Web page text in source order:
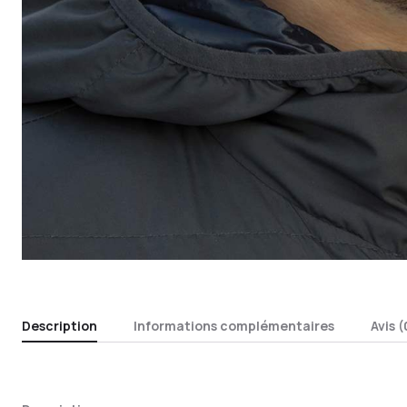
Description Informations complémentaires Avis